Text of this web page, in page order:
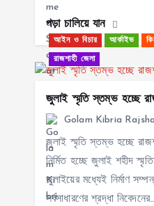
পড়া চালিয়ে যান
আইন ও বিচার আর্কাইভ
রাজশাহী জেলা
জুলাই স্মৃতি স্তম্ভ হচ্ছে
Golam Kibria
জুলাই স্মৃতি স্তম্ভ হচ্ছে
নির্মিত হচ্ছে জুলাই শহীদ
জুলাইয়ের মধ্যেই নির্মাণ
সর্বসাধারণের শ্রদ্ধা